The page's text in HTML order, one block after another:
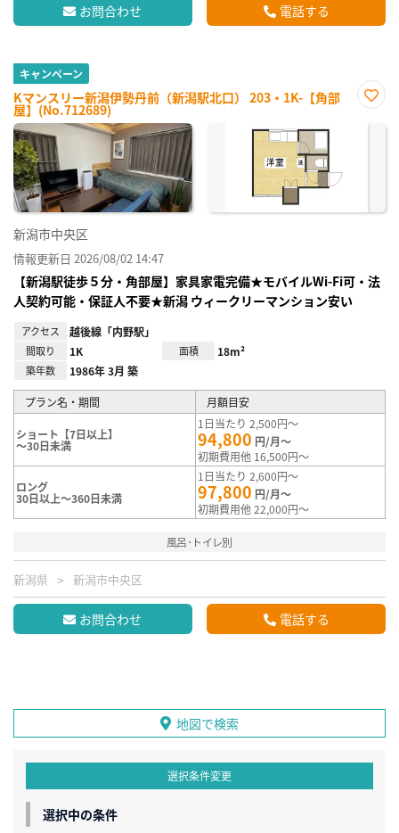
お問合わせ 電話する
キャンペーン
Kマンスリー新潟伊勢丹前（新潟駅北口） 203・1K-【角部
屋】(No.712689)
に入
新潟市中央区
情報更新日 2026/08/02 14:47
【新潟駅徒歩５分・角部屋】家具家電完備★モバイルWi-Fi可・法
人契約可能・保証人不要★新潟 ウィークリーマンション安い
アクセス 越後線「内野駅」
間取り 1K 面積 18m²
築年数 1986年 3月 築
プラン名・期間 月額目安
ショート【7日以上】
～30日未満
1日当たり 2,500円～
94,800 円/月～
初期費用他 16,500円～
ロング
30日以上～360日未満
1日当たり 2,600円～
97,800 円/月～
初期費用他 22,000円～
風呂･トイレ別
新潟県 新潟市中央区
お問合わせ 電話する
地図で検索
選択条件変更
選択中の条件